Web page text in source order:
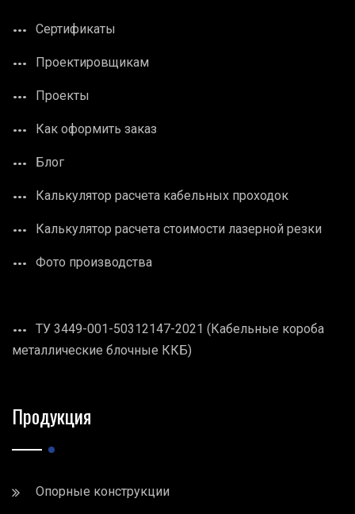
Сертификаты
Проектировщикам
Проекты
Как оформить заказ
Блог
Калькулятор расчета кабельных проходок
Калькулятор расчета стоимости лазерной резки
Фото производства
ТУ 3449-001-50312147-2021 (Кабельные короба
металлические блочные ККБ)
Продукция
Опорные конструкции